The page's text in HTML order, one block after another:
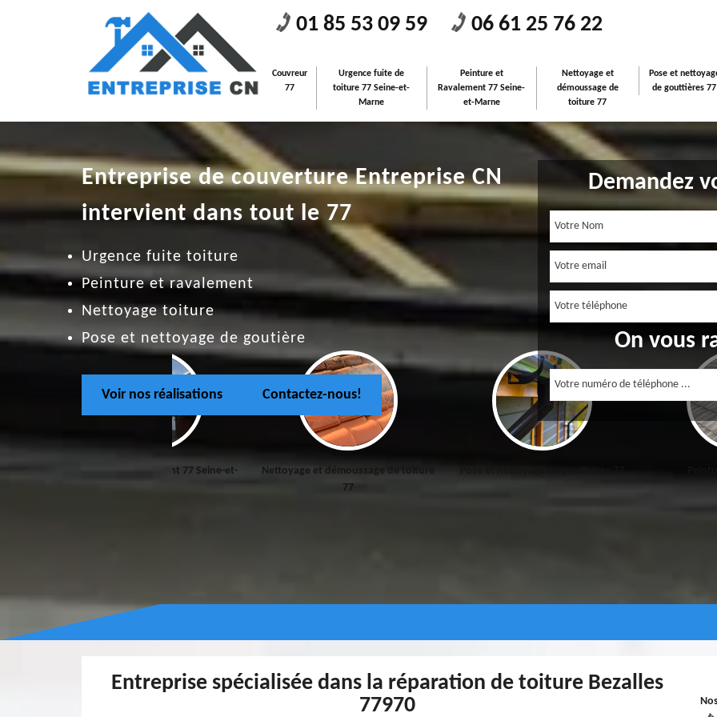
01 85 53 09 59 06 61 25 76 22
Couvreur
77
Urgence fuite de
toiture 77 Seine-et-
Marne
Peinture et
Ravalement 77 Seine-
et-Marne
Nettoyage et
démoussage de
toiture 77
Pose et
de gouttières 77
Entreprise de couverture Entreprise CN
intervient dans tout le 77
Urgence fuite toiture
Peinture et ravalement
Nettoyage toiture
Pose et nettoyage de goutière
Voir nos réalisations Contactez-nous!
Demandez
On vous
Peinture et Ravalement 77 Seine-et-
Nettoyage et démoussage de toiture
77
Entreprise spécialisée dans la réparation de toiture Bezalles
77970